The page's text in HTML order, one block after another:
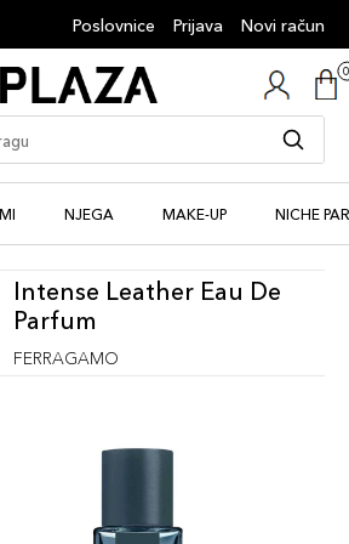
Poslovnice Prijava Novi račun
NJEGA MAKE-UP NICHE
Intense Leather Eau De
Parfum
FERRAGAMO